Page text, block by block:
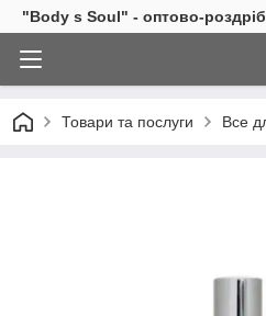
"Body s Soul" - оптово-
Товари та послуги Все